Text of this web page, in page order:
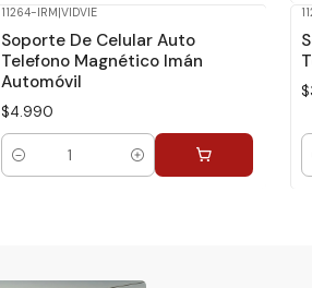
11264-IRM|VIDVIE
Soporte De Celular Auto
Telefono Magnético Imán
Automóvil
$4.990
Cantidad